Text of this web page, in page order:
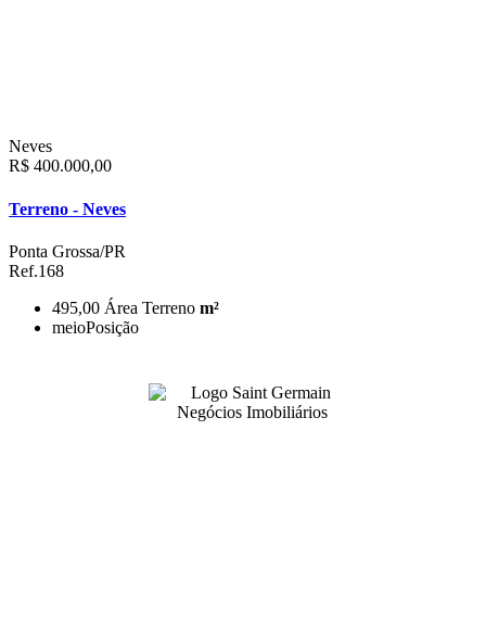
Neves
R$ 400.000,00
Terreno - Neves
Ponta Grossa/PR
Ref.168
495,00 Área Terreno m²
meioPosição